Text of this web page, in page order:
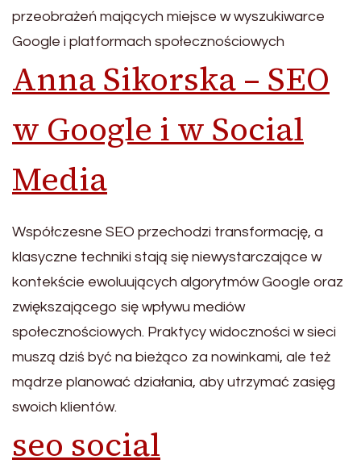
przeobrażeń mających miejsce w wyszukiwarce
Google i platformach społecznościowych
Anna Sikorska – SEO
w Google i w Social
Media
Współczesne SEO przechodzi transformację, a
klasyczne techniki stają się niewystarczające w
kontekście ewoluujących algorytmów Google oraz
zwiększającego się wpływu mediów
społecznościowych. Praktycy widoczności w sieci
muszą dziś być na bieżąco za nowinkami, ale też
mądrze planować działania, aby utrzymać zasięg
swoich klientów.
seo social